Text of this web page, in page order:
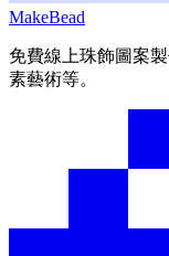
MakeBead
免費線上珠飾圖案
素藝術等。